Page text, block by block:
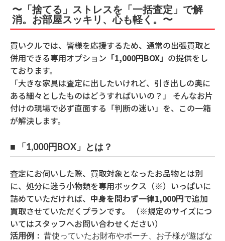
〜「捨てる」ストレスを「一括査定」で解
消。お部屋スッキリ、心も軽く。〜
買いクルでは、皆様を応援するため、通常の出張買取と
併用できる専用オプション 「1,000円BOX」 の提供をし
ております。
「大きな家具は査定に出したいけれど、引き出しの奥に
ある細々としたものはどうすればいいの？」 そんなお片
付けの現場で必ず直面する「判断の迷い」を、この一箱
が解決します。
■ 「1,000円BOX」とは？
査定にお伺いした際、買取対象となったお品物とは別
に、処分に迷う小物類を専用ボックス（※）いっぱいに
詰めていただければ、 中身を問わず一律1,000円で追加
買取させていただくプランです。 （※規定のサイズにつ
いてはスタッフへお問い合わせください）
活用例： 昔使っていたお財布やポーチ、お子様が遊ばな